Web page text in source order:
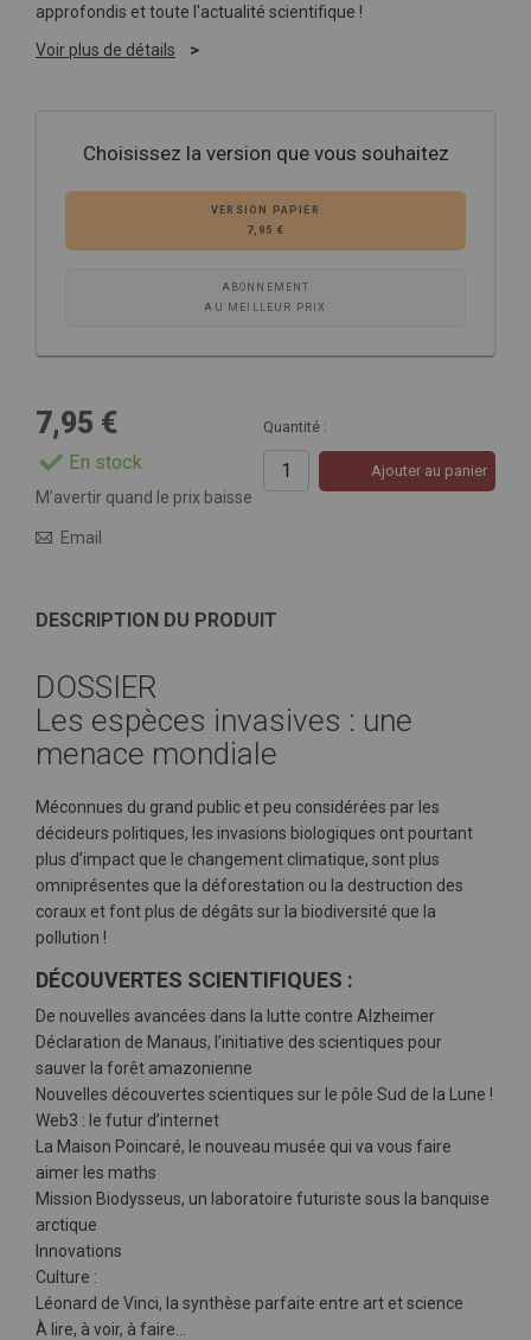
approfondis et toute l'actualité scientifique !
Voir plus de détails
Choisissez la version que vous souhaitez
VERSION PAPIER
7,95 €
ABONNEMENT
AU MEILLEUR PRIX
7,95 €
En stock
Quantité :
Ajouter au panier
M’avertir quand le prix baisse
Email
DESCRIPTION DU PRODUIT
DOSSIER
Les espèces invasives : une
menace mondiale
Méconnues du grand public et peu considérées par les
décideurs politiques, les invasions biologiques ont pourtant
plus d’impact que le changement climatique, sont plus
omniprésentes que la déforestation ou la destruction des
coraux et font plus de dégâts sur la biodiversité que la
pollution !
DÉCOUVERTES SCIENTIFIQUES :
De nouvelles avancées dans la lutte contre Alzheimer
Déclaration de Manaus, l’initiative des scientiques pour
sauver la forêt amazonienne
Nouvelles découvertes scientiques sur le pôle Sud de la Lune !
Web3 : le futur d’internet
La Maison Poincaré, le nouveau musée qui va vous faire
aimer les maths
Mission Biodysseus, un laboratoire futuriste sous la banquise
arctique
Innovations
Culture :
Léonard de Vinci, la synthèse parfaite entre art et science
À lire, à voir, à faire…